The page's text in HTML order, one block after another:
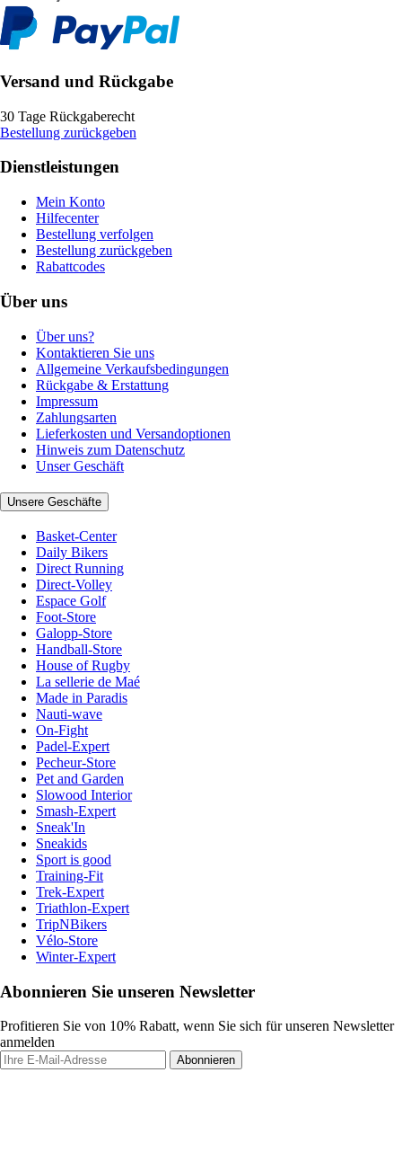
Versand und Rückgabe
30 Tage Rückgaberecht
Bestellung zurückgeben
Dienstleistungen
Mein Konto
Hilfecenter
Bestellung verfolgen
Bestellung zurückgeben
Rabattcodes
Über uns
Über uns?
Kontaktieren Sie uns
Allgemeine Verkaufsbedingungen
Rückgabe & Erstattung
Impressum
Zahlungsarten
Lieferkosten und Versandoptionen
Hinweis zum Datenschutz
Unser Geschäft
Unsere Geschäfte
Basket-Center
Daily Bikers
Direct Running
Direct-Volley
Espace Golf
Foot-Store
Galopp-Store
Handball-Store
House of Rugby
La sellerie de Maé
Made in Paradis
Nauti-wave
On-Fight
Padel-Expert
Pecheur-Store
Pet and Garden
Slowood Interior
Smash-Expert
Sneak'In
Sneakids
Sport is good
Training-Fit
Trek-Expert
Triathlon-Expert
TripNBikers
Vélo-Store
Winter-Expert
Abonnieren Sie unseren Newsletter
Profitieren Sie von 10% Rabatt, wenn Sie sich für unseren Newsletter
anmelden
Abonnieren